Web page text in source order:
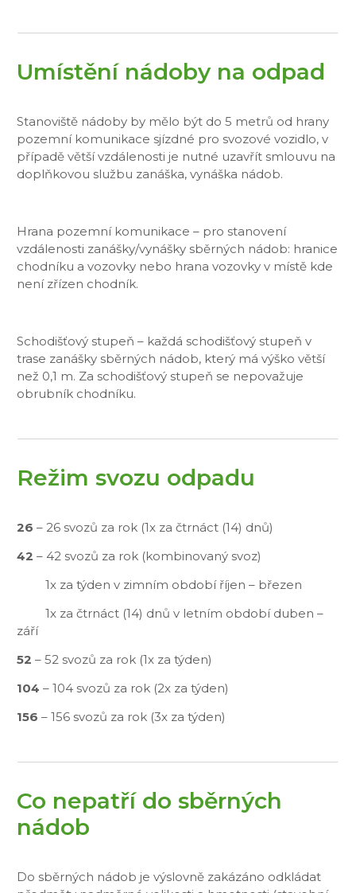
Umístění nádoby na odpad
Stanoviště nádoby by mělo být do 5 metrů od hrany
pozemní komunikace sjízdné pro svozové vozidlo, v
případě větší vzdálenosti je nutné uzavřít smlouvu na
doplňkovou službu zanáška, vynáška nádob.
Hrana pozemní komunikace – pro stanovení
vzdálenosti zanášky/vynášky sběrných nádob: hranice
chodníku a vozovky nebo hrana vozovky v místě kde
není zřízen chodník.
Schodišťový stupeň – každá schodišťový stupeň v
trase zanášky sběrných nádob, který má výško větší
než 0,1 m. Za schodišťový stupeň se nepovažuje
obrubník chodníku.
Režim svozu odpadu
26 – 26 svozů za rok (1x za čtrnáct (14) dnů)
42 – 42 svozů za rok (kombinovaný svoz)
1x za týden v zimním období říjen – březen
1x za čtrnáct (14) dnů v letním období duben –
září
52 – 52 svozů za rok (1x za týden)
104 – 104 svozů za rok (2x za týden)
156 – 156 svozů za rok (3x za týden)
Co nepatří do sběrných
nádob
Do sběrných nádob je výslovně zakázáno odkládat